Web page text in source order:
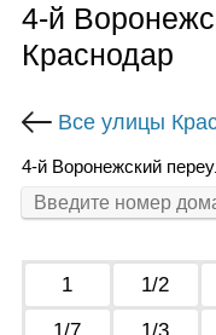
4-й
Краснодар
Все улицы
4-й Воронежский
1 1/2